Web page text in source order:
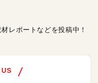
レポートなどを投稿中！